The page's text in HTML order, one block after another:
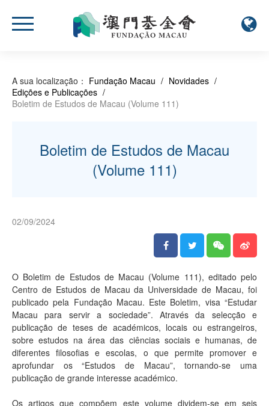
A sua localização： Fundação Macau / Novidades /
Edições e Publicações /
Boletim de Estudos de Macau (Volume 111)
Boletim de Estudos de Macau
(Volume 111)
02/09/2024
O Boletim de Estudos de Macau (Volume 111), editado pelo
Centro de Estudos de Macau da Universidade de Macau, foi
publicado pela Fundação Macau. Este Boletim, visa “Estudar
Macau para servir a sociedade”. Através da selecção e
publicação de teses de académicos, locais ou estrangeiros,
sobre estudos na área das ciências sociais e humanas, de
diferentes filosofias e escolas, o que permite promover e
aprofundar os “Estudos de Macau”, tornando-se uma
publicação de grande interesse académico.
Os artigos que compõem este volume dividem-se em seis